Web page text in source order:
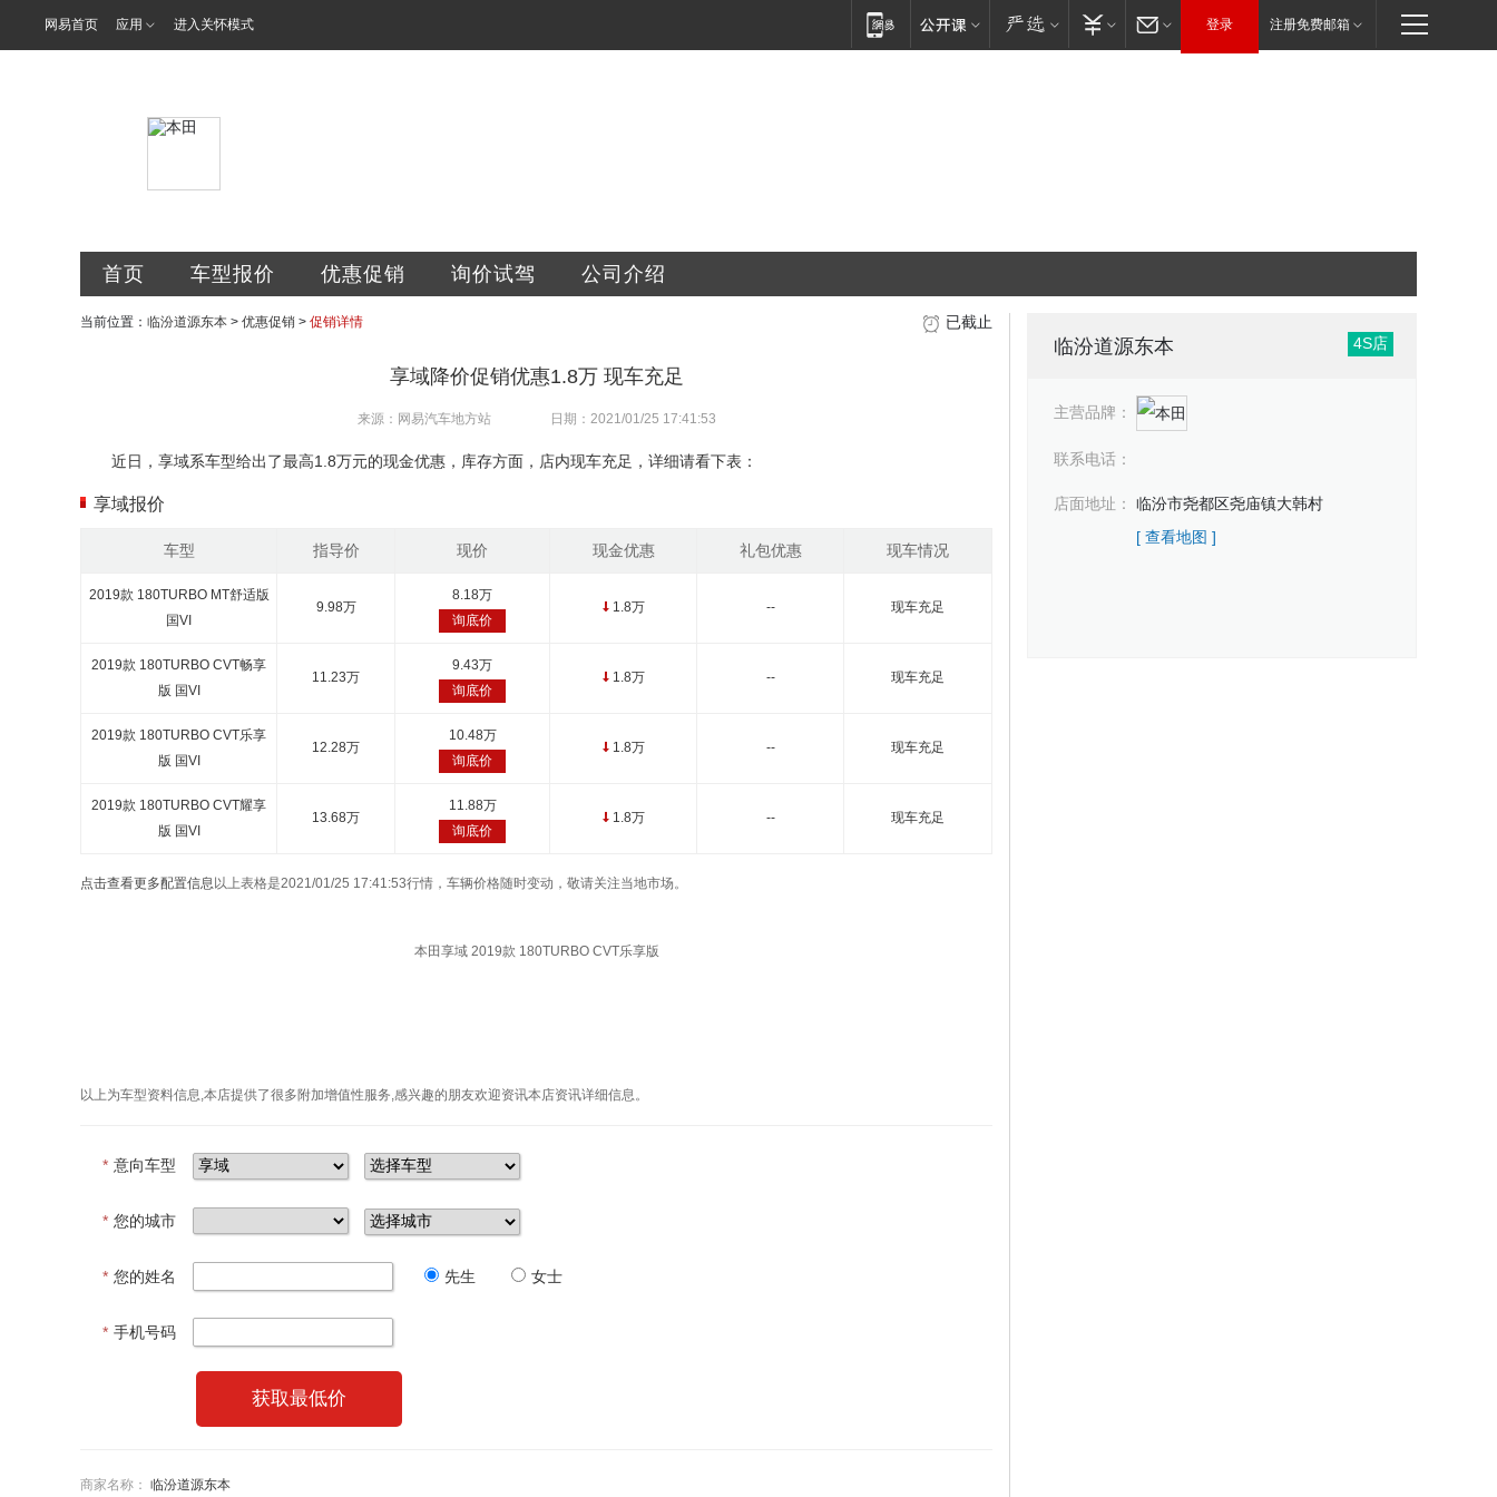
网易首页 应用 进入关怀模式 登录 注册免费邮箱
首页 车型报价 优惠促销 询价试驾 公司介绍
当前位置： 临汾道源东本 > 优惠促销 > 促销详情 已截止
享域降价促销优惠1.8万 现车充足
来源：网易汽车地方站 日期：2021/01/25 17:41:53
近日，享域系车型给出了最高1.8万元的现金优惠，库存方面，店内现车充足，详细请看下表：
享域报价
车型 指导价 现价 现金优惠 礼包优惠 现车情况
2019款 180TURBO MT舒适版
国VI
9.98万
8.18万
询底价
1.8万 -- 现车充足
2019款 180TURBO CVT畅享
版 国VI
11.23万
9.43万
询底价
1.8万 -- 现车充足
2019款 180TURBO CVT乐享
版 国VI
12.28万
10.48万
询底价
1.8万 -- 现车充足
2019款 180TURBO CVT耀享
版 国VI
13.68万
11.88万
询底价
1.8万 -- 现车充足
点击查看更多配置信息 以上表格是2021/01/25 17:41:53行情，车辆价格随时变动，敬请关注当地市场。
本田享域 2019款 180TURBO CVT乐享版
以上为车型资料信息,本店提供了很多附加增值性服务,感兴趣的朋友欢迎资讯本店资讯详细信息。
* 意向车型
* 您的城市
* 您的姓名 先生 女士
* 手机号码
获取最低价
商家名称： 临汾道源东本
临汾道源东本 4S店
主营品牌：
联系电话：
店面地址：
临汾市尧都区尧庙镇大韩村
[ 查看地图 ]